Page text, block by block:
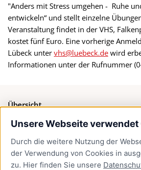
Unsere Webseite verwendet
Durch die weitere Nutzung der
der Verwendung von Cookies in
zu. Hier finden Sie unsere
"Anders mit Stress umgehen - Ruhe
entwickeln“ und stellt einzelne
Veranstaltung findet in der VHS,
kostet fünf Euro. Eine vorherige
Lübeck unter vhs@luebeck.de wird
Informationen unter der Rufnummer
Übersicht
Bürgerservice
Presse
Newsletter Lübeck:kompakt